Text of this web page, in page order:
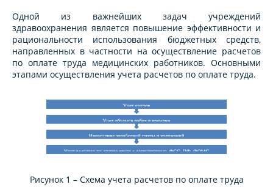
Одной из важнейших задач учреждений
здравоохранения является повышение эффективности и
рациональности использования бюджетных средств,
направленных в частности на осуществление расчетов
по оплате труда медицинских работников. Основными
этапами осуществления учета расчетов по оплате труда.
Рисунок 1 – Схема учета расчетов по оплате труда